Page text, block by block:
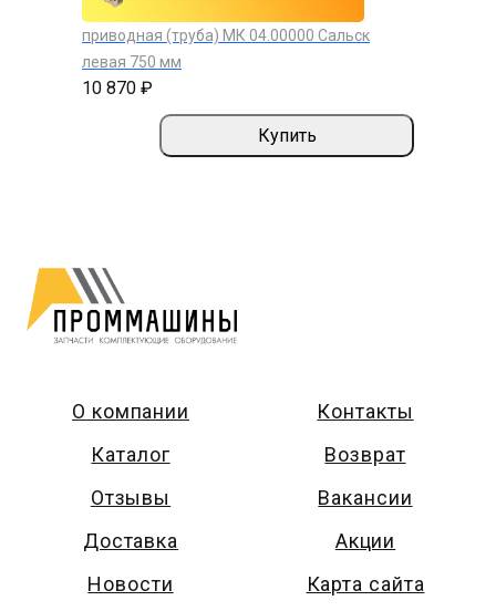
приводная (труба) МК 04.00000 Сальск
левая 750 мм
10 870 ₽
Купить
О компании
Каталог
Отзывы
Доставка
Новости
Контакты
Возврат
Вакансии
Акции
Карта сайта